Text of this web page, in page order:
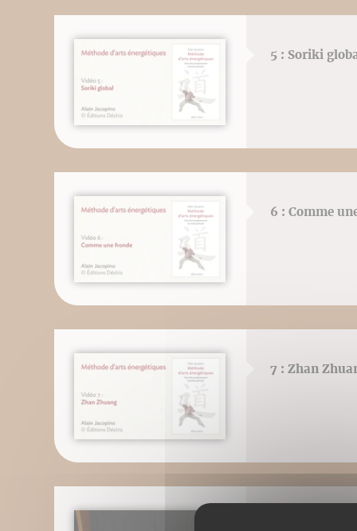
5 : Soriki
6 : Comme
7 : Zhan